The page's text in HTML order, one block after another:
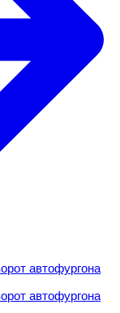
автофургона (55)